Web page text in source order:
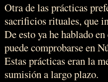
Otra de las prácticas
sacrificios rituales, que
De esto ya he hablado
puede comprobarse en
Estas prácticas eran la
sumisión a largo plazo.